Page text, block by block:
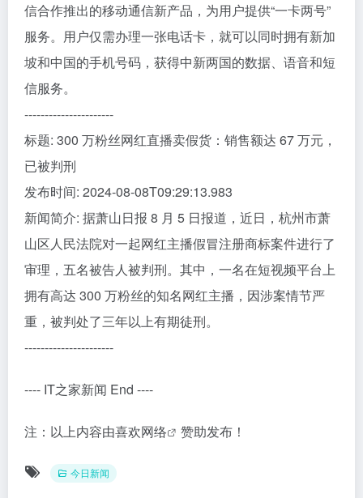
信合作推出的移动通信新产品，为用户提供“一卡两号”
服务。用户仅需办理一张电话卡，就可以同时拥有新加
坡和中国的手机号码，获得中新两国的数据、语音和短
信服务。
----------------------
标题: 300 万粉丝网红直播卖假货：销售额达 67 万元，
已被判刑
发布时间: 2024-08-08T09:29:13.983
新闻简介: 据萧山日报 8 月 5 日报道，近日，杭州市萧
山区人民法院对一起网红主播假冒注册商标案件进行了
审理，五名被告人被判刑。其中，一名在短视频平台上
拥有高达 300 万粉丝的知名网红主播，因涉案情节严
重，被判处了三年以上有期徒刑。
----------------------
---- IT之家新闻 End ----
注：以上内容由喜欢网络 赞助发布！
今日新闻